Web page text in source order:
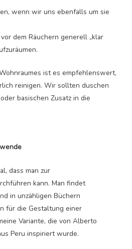
wenn wir uns ebenfalls um sie
dem Räuchern generell „klar
ist es empfehlenswert,
reinigen. Wir sollten duschen
basischen Zusatz in die
dass man zur
kann. Man findet
in unzähligen Büchern
für die Gestaltung einer
Variante, die von Alberto
Peru inspiriert wurde.